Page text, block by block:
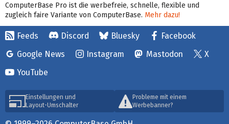
ComputerBase Pro ist die werbefreie, schnelle, flexible und
zugleich faire Variante von ComputerBase. Mehr dazu!
Feeds Discord Bluesky
Facebook
Google News
Instagram Mastodon
X
YouTube
Einstellungen und
Layout-Umschalter
Probleme mit einem
Werbebanner?